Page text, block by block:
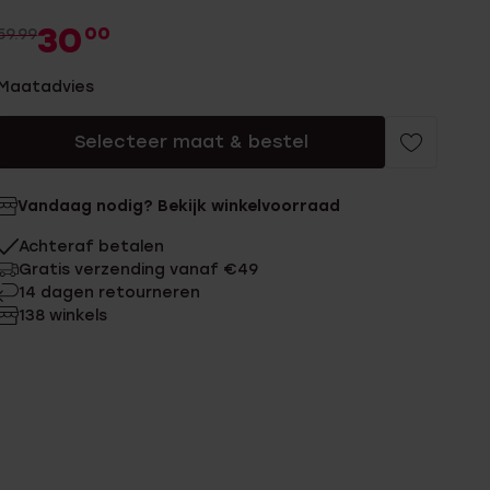
30 00
Selecteer maat & bestel
Vandaag nodig? Bekijk winkelvoorraad
Achteraf betalen
Gratis verzending vanaf €49
14 dagen retourneren
138 winkels